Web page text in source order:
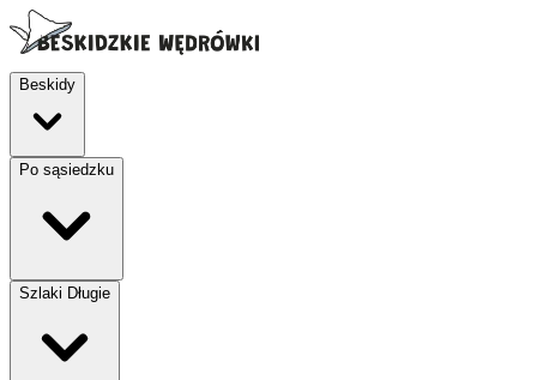
Beskidy
Po sąsiedzku
Szlaki Długie